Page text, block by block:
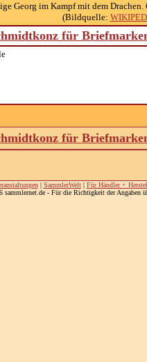
Georg im Kampf mit dem Drachen.
(Bildquelle:
für
für
| SammlerWelt| Für Händler +
- Für die Richtigkeit der Angaben